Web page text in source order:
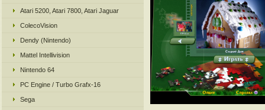
Atari 5200, Atari 7800, Atari Jaguar
ColecoVision
Dendy (Nintendo)
Mattel Intellivision
Nintendo 64
PC Engine / Turbo Grafx-16
Sega